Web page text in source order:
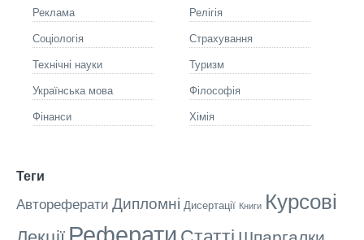
Реклама Релігія
Соціологія Страхування
Технічні науки Туризм
Українська мова Філософія
Фінанси Хімія
Теги
Автореферати Дипломні Дисертації Книги Курсові